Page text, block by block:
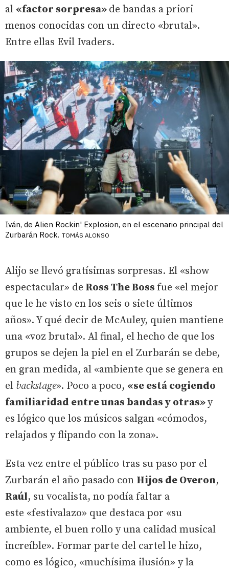
al «factor sorpresa» de bandas a priori
menos conocidas con un directo «brutal».
Entre ellas Evil Ivaders.
Iván, de Alien Rockin' Explosion, en el escenario principal del
Zurbarán Rock. TOMÁS ALONSO
Alijo se llevó gratísimas sorpresas. El «show
espectacular» de Ross The Boss fue «el mejor
que le he visto en los seis o siete últimos
años». Y qué decir de McAuley, quien mantiene
una «voz brutal». Al final, el hecho de que los
grupos se dejen la piel en el Zurbarán se debe,
en gran medida, al «ambiente que se genera en
el backstage». Poco a poco, «se está cogiendo
familiaridad entre unas bandas y otras»y
es lógico que los músicos salgan «cómodos,
relajados y flipando con la zona».
Esta vez entre el público tras su paso por el
Zurbarán el año pasado con Hijos de Overon,
Raúl, su vocalista, no podía faltar a
este «festivalazo» que destaca por «su
ambiente, el buen rollo y una calidad musical
increíble». Formar parte del cartel le hizo,
como es lógico, «muchísima ilusión» y la